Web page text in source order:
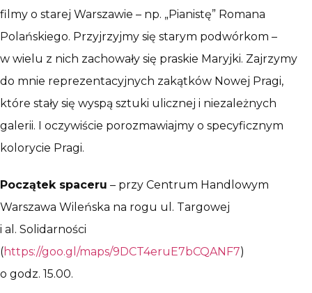
filmy o starej Warszawie – np. „Pianistę” Romana
Polańskiego. Przyjrzyjmy się starym podwórkom –
w wielu z nich zachowały się praskie Maryjki. Zajrzymy
do mnie reprezentacyjnych zakątków Nowej Pragi,
które stały się wyspą sztuki ulicznej i niezależnych
galerii. I oczywiście porozmawiajmy o specyficznym
kolorycie Pragi.
Początek spaceru – przy Centrum Handlowym
Warszawa Wileńska na rogu ul. Targowej
i al. Solidarności
(https://goo.gl/maps/9DCT4eruE7bCQANF7)
o godz. 15.00.